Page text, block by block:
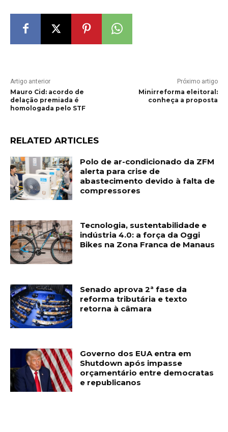
Artigo anterior
Mauro Cid: acordo de
delação premiada é
homologada pelo STF
Próximo artigo
Minirreforma eleitoral:
conheça a proposta
RELATED ARTICLES
Polo de ar-condicionado da ZFM
alerta para crise de
abastecimento devido à falta de
compressores
Tecnologia, sustentabilidade e
indústria 4.0: a força da Oggi
Bikes na Zona Franca de Manaus
Senado aprova 2ª fase da
reforma tributária e texto
retorna à câmara
Governo dos EUA entra em
Shutdown após impasse
orçamentário entre democratas
e republicanos